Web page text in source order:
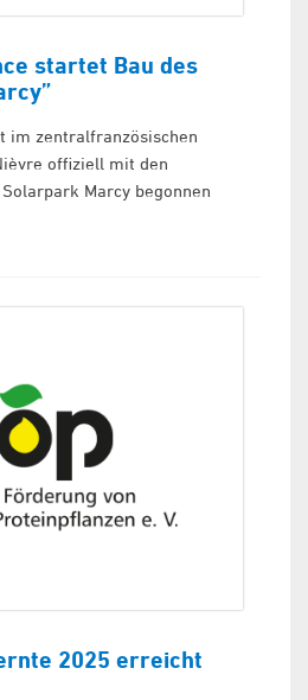
startet Bau des
im zentralfranzösischen
offiziell mit den
Marcy begonnen
2025 erreicht